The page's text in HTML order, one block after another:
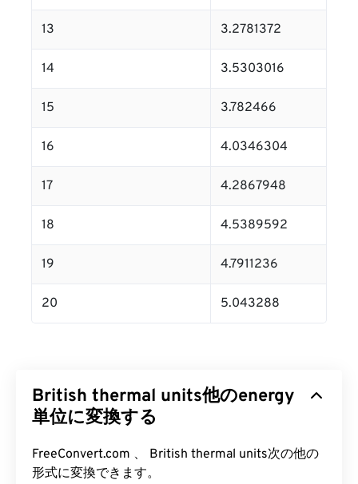
13 3.2781372
14 3.5303016
15 3.782466
16 4.0346304
17 4.2867948
18 4.5389592
19 4.7911236
20 5.043288
British thermal units他のenergy
単位に変換する
FreeConvert.com 、 British thermal units次の他の
形式に変換できます。